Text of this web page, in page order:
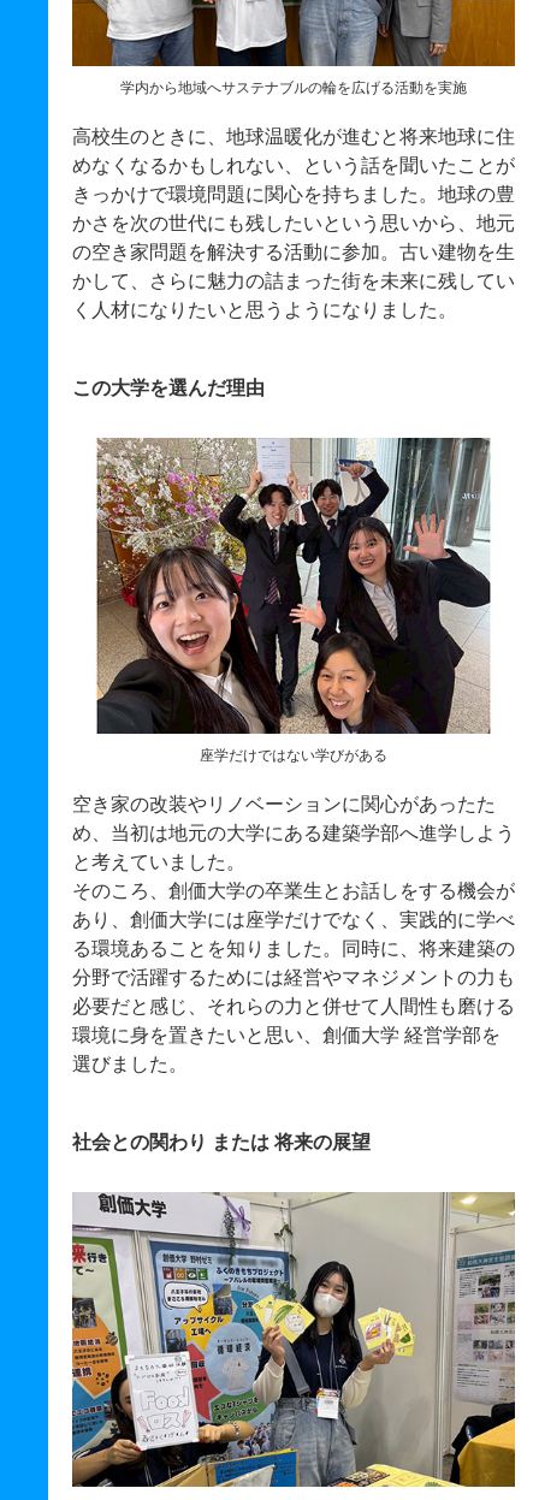
学内から地域へサステナブルの輪を広げる活動を実施
高校生のときに、地球温暖化が進むと将来地球に住
めなくなるかもしれない、という話を聞いたことが
きっかけで環境問題に関心を持ちました。地球の豊
かさを次の世代にも残したいという思いから、地元
の空き家問題を解決する活動に参加。古い建物を生
かして、さらに魅力の詰まった街を未来に残してい
く人材になりたいと思うようになりました。
この大学を選んだ理由
座学だけではない学びがある
空き家の改装やリノベーションに関心があったた
め、当初は地元の大学にある建築学部へ進学しよう
と考えていました。
そのころ、創価大学の卒業生とお話しをする機会が
あり、創価大学には座学だけでなく、実践的に学べ
る環境あることを知りました。同時に、将来建築の
分野で活躍するためには経営やマネジメントの力も
必要だと感じ、それらの力と併せて人間性も磨ける
環境に身を置きたいと思い、創価大学 経営学部を
選びました。
社会との関わり または 将来の展望